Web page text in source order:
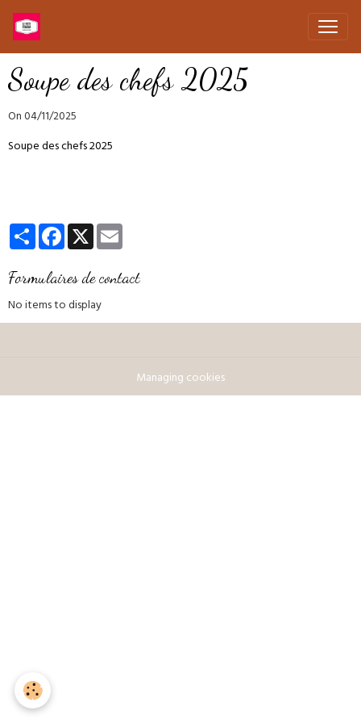
Soupe des chefs 2025
On 04/11/2025
Soupe des chefs 2025
PartagerFacebook
X
Formulaires de contact
No items to display
Managing cookies